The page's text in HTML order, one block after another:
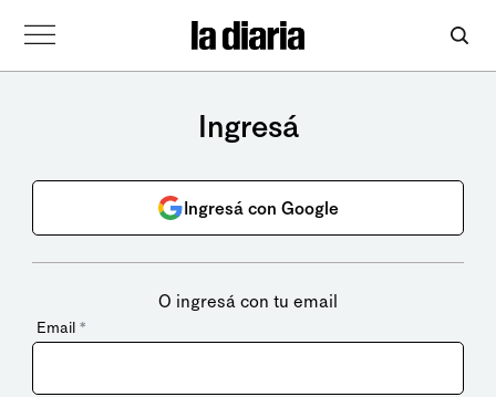
Ingresá
Ingresá con Google
O ingresá con tu email
Email *